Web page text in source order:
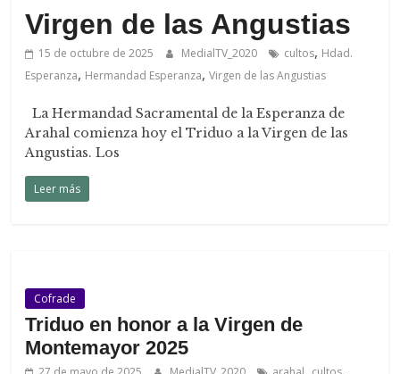
Arahal
Virgen de las Angustias
15 de octubre de 2025 MedialTV_2020 cultos, Hdad.
Esperanza, Hermandad Esperanza,Virgen de las Angustias
La Hermandad Sacramental de la Esperanza de
Arahal comienza hoy el Triduo a la Virgen de las
Angustias. Los
Leer más
Cofrade
Triduo en honor a la Virgen de
Montemayor 2025